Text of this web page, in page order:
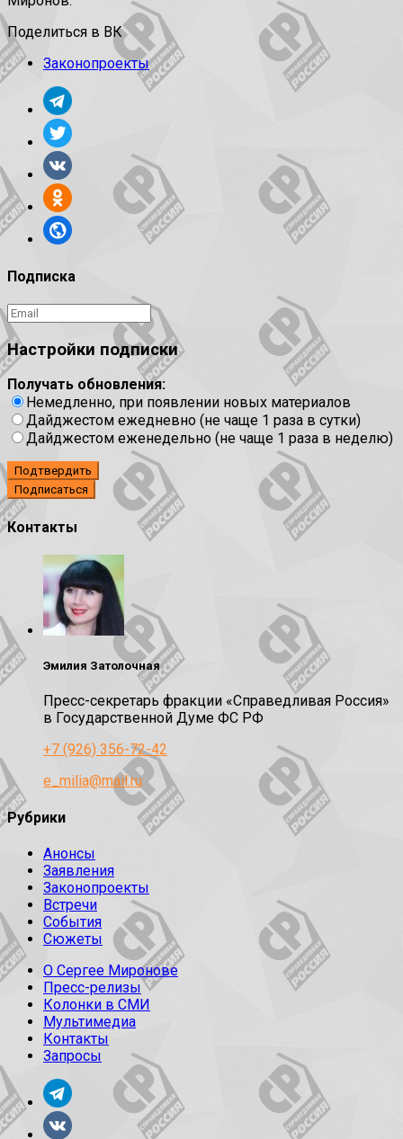
Поделиться в ВК
Законопроекты
Подписка
Настройки подписки
Получать обновления:
Немедленно, при появлении новых материалов
Дайджестом ежедневно (не чаще 1 раза в сутки)
Дайджестом еженедельно (не чаще 1 раза в неделю)
Подтвердить
Контакты
Эмилия Затолочная
Пресс-секретарь фракции «Справедливая Россия»
в Государственной Думе ФС РФ
+7 (926) 356-72-42
e_milia@mail.ru
Рубрики
Анонсы
Заявления
Законопроекты
Встречи
События
Сюжеты
О Сергее Миронове
Пресс-релизы
Колонки в СМИ
Мультимедиа
Контакты
Запросы